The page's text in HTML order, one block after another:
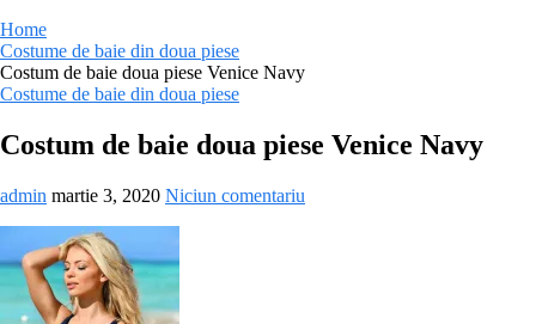
Home
Costume de baie din doua piese
Costum de baie doua piese Venice Navy
Costume de baie din doua piese
Costum de baie doua piese Venice Navy
admin martie 3, 2020 Niciun comentariu